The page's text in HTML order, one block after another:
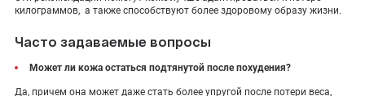
килограммов, а также способствуют более здоровому образу жизни.
Часто задаваемые вопросы
Может ли кожа остаться подтянутой после похудения?
Да, причем она может даже стать более упругой после потери веса,